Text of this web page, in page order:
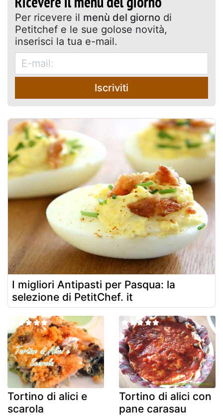
Per ricevere il menù del giorno di
Petitchef e le sue golose novità,
inserisci la tua e-mail.
Iscriviti
I migliori Antipasti per Pasqua: la
selezione di PetitChef. it
Tortino di alici e
scarola
Tortino di alici con
pane carasau